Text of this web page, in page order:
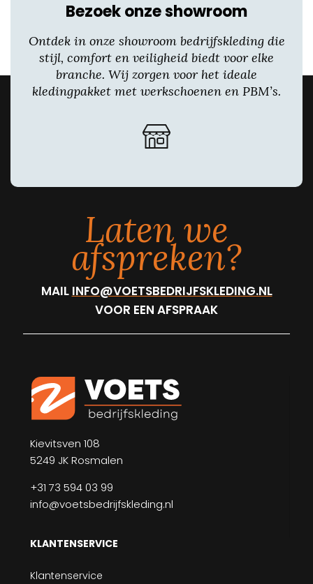
Bezoek onze showroom
Ontdek in onze showroom bedrijfskleding die
stijl, comfort en veiligheid biedt voor elke
branche. Wij zorgen voor het ideale
kledingpakket met werkschoenen en PBM’s.
Laten we
afspreken?
MAIL INFO@VOETSBEDRIJFSKLEDING.NL
VOOR EEN AFSPRAAK
Kievitsven 108
5249 JK Rosmalen
+31 73 594 03 99
info@voetsbedrijfskleding.nl
KLANTENSERVICE
Klantenservice